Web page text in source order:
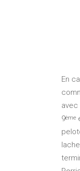
En
avec
9ème